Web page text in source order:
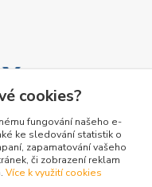
cookies?
fungování našeho e-
ke sledování statistik o
zapamatování vašeho
či zobrazení reklam
Více k využití cookies